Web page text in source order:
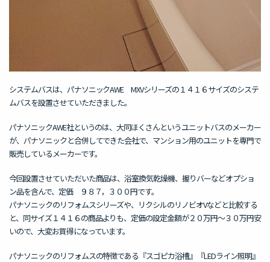
システムバスは、パナソニックAWE MXVシリーズの１４１６サイズのシステ
ムバスを設置させていただきました。
パナソニックAWE社というのは、大同ほくさんというユニットバスのメーカー
が、パナソニックと合併してできた会社で、マンション用のユニットを専門で
販売しているメーカーです。
今回設置させていただいた商品は、浴室換気乾燥機、握りバーなどオプショ
ン品を含んで、定価 ９８７，３００円です。
パナソニックのリフォムスシリーズや、リクシルのリノビオVなどと比較する
と、同サイズ１４１６の商品よりも、定価の設定金額が２０万円～３０万円安
いので、大変お買得になっています。
パナソニックのリフォムスの特徴である『スゴピカ浴槽』『LEDライン照明』